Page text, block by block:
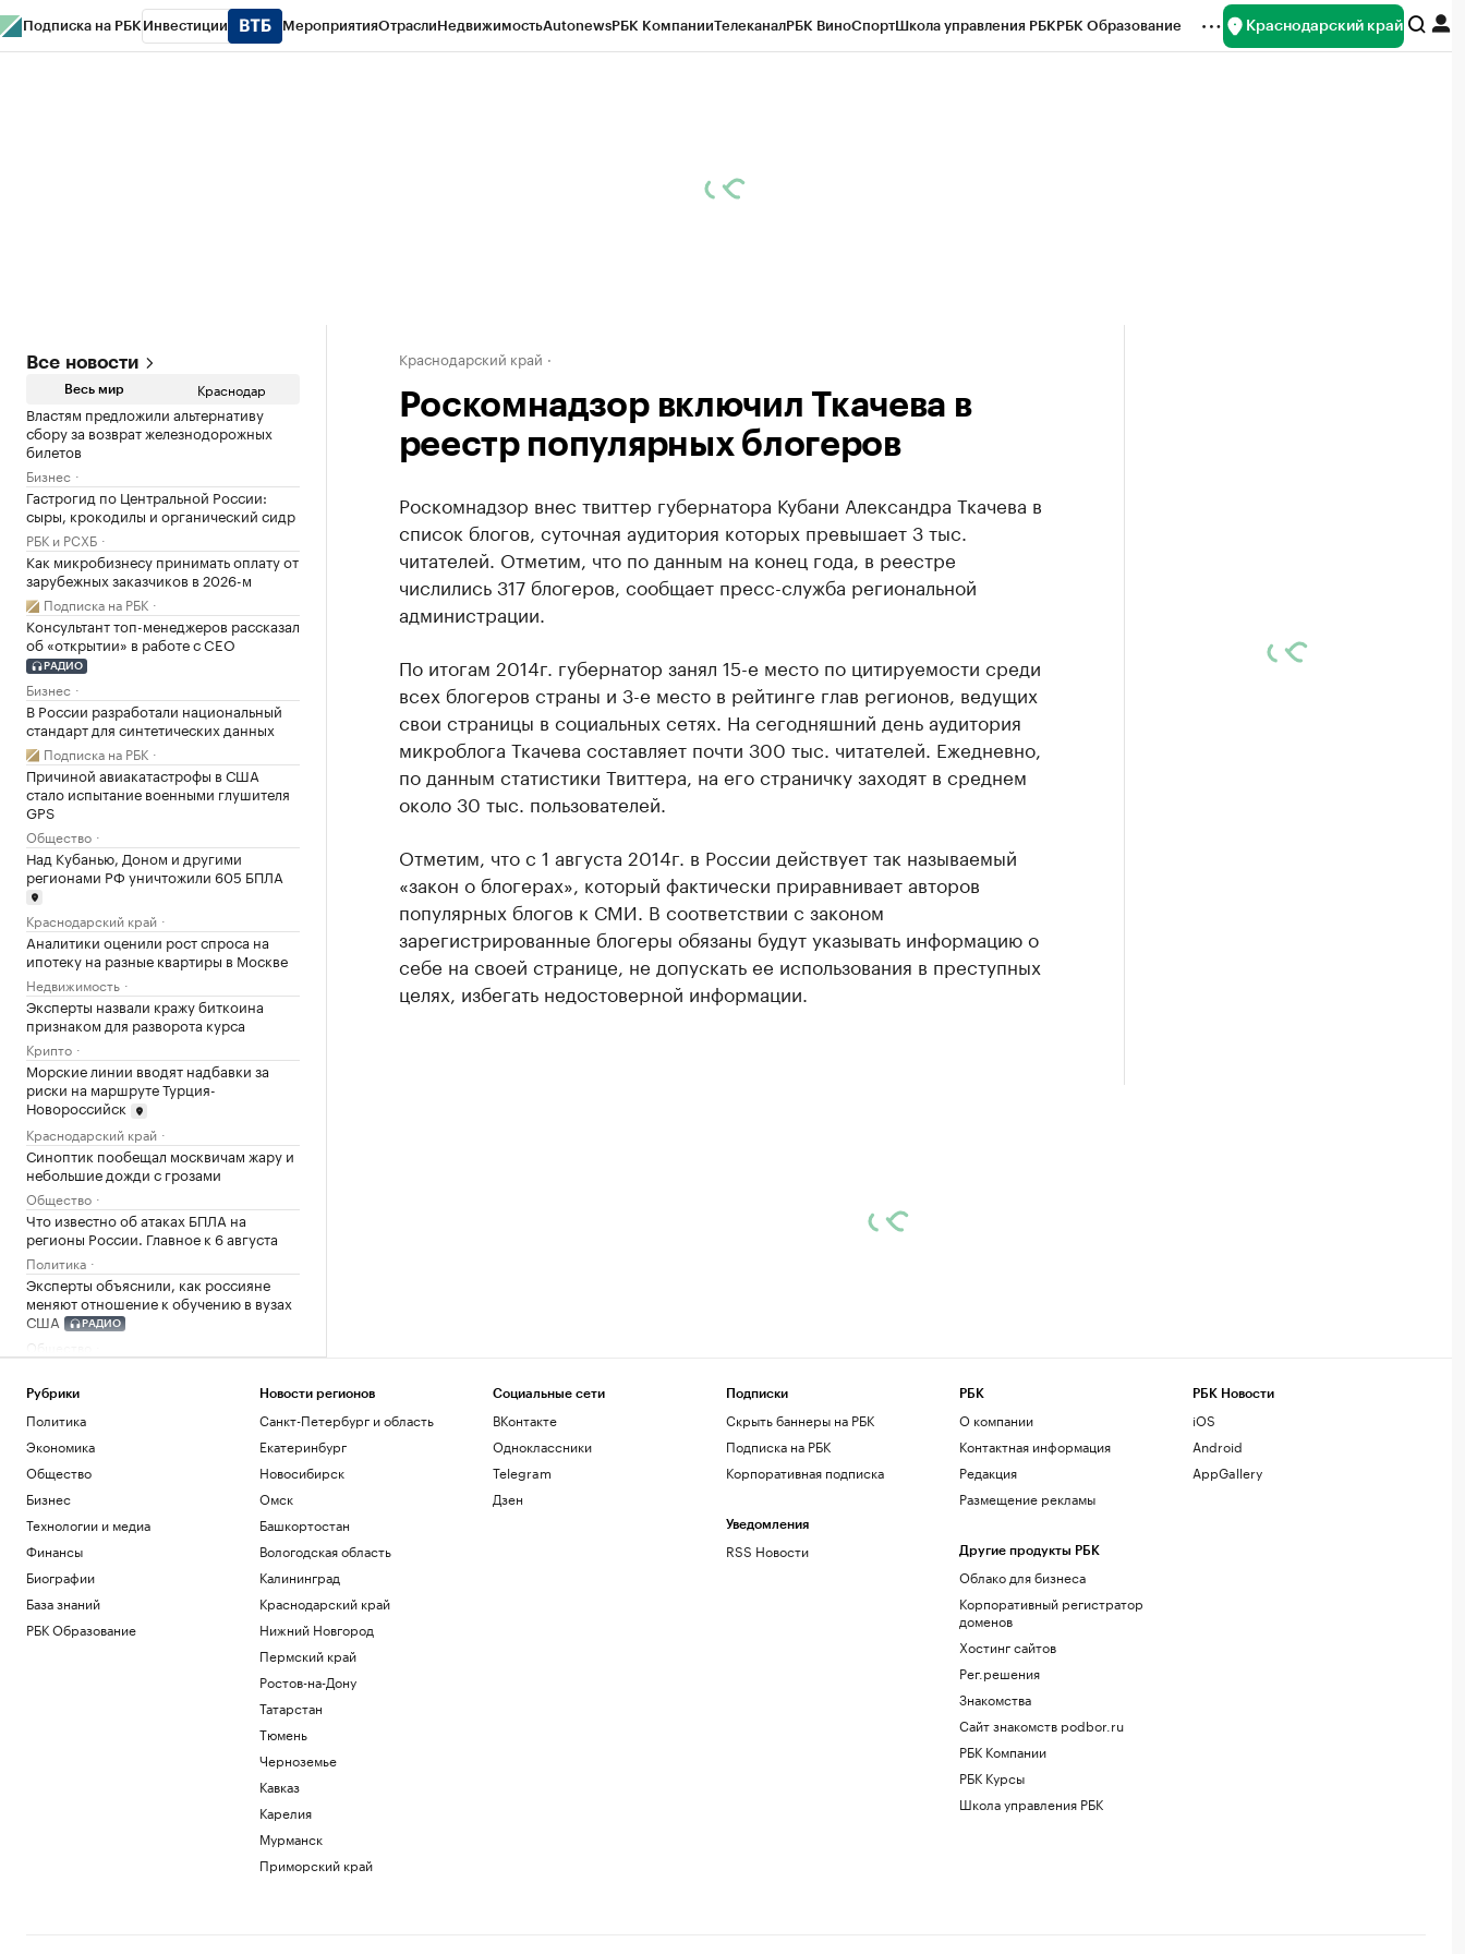
Подписка на РБК Инвестиции МероприятияОтраслиНедвижимостьAutonewsРБК КомпанииТелеканалРБК ВиноСпортШкола управления РБКРБК Образование Краснодарский край
Все новости
Весь мир Краснодар
Властям предложили альтернативу
сбору за возврат железнодорожных
билетов
Бизнес
Гастрогид по Центральной России:
сыры, крокодилы и органический сидр
РБК и РСХБ
Как микробизнесу принимать оплату от
зарубежных заказчиков в 2026-м
Подписка на РБК
Консультант топ-менеджеров рассказал
об «открытии» в работе с CEO
РАДИО
Бизнес
В России разработали национальный
стандарт для синтетических данных
Подписка на РБК
Причиной авиакатастрофы в США
стало испытание военными глушителя
GPS
Общество
Над Кубанью, Доном и другими
регионами РФ уничтожили 605 БПЛА
Краснодарский край
Аналитики оценили рост спроса на
ипотеку на разные квартиры в Москве
Недвижимость
Эксперты назвали кражу биткоина
признаком для разворота курса
Крипто
Морские линии вводят надбавки за
риски на маршруте Турция-
Новороссийск
Краснодарский край
Синоптик пообещал москвичам жару и
небольшие дожди с грозами
Общество
Что известно об атаках БПЛА на
регионы России. Главное к 6 августа
Политика
Эксперты объяснили, как россияне
меняют отношение к обучению в вузах
США
РАДИО
Общество
украинских беспилотников над
регионами России
Политика
В Тверской области обломки дрона
повредили фасад объекта Wildberries
Политика
Иркутской области самолета
Общество
Турция ввела налоговые каникулы на
20 лет: кому это может быть интересно
Подписка на РБК
Больше прогулок, свежего воздуха и
отдыха: квартиры рядом с парками
остальным. Как компаниям избежать
Краснодарский край
Роскомнадзор включил Ткачева в
реестр популярных блогеров
Роскомнадзор внес твиттер губернатора Кубани Александра Ткачева в
список блогов, суточная аудитория которых превышает 3 тыс.
читателей. Отметим, что по данным на конец года, в реестре
числились 317 блогеров, сообщает пресс-служба региональной
администрации.
По итогам 2014г. губернатор занял 15-е место по цитируемости среди
всех блогеров страны и 3-е место в рейтинге глав регионов, ведущих
свои страницы в социальных сетях. На сегодняшний день аудитория
микроблога Ткачева составляет почти 300 тыс. читателей. Ежедневно,
по данным статистики Твиттера, на его страничку заходят в среднем
около 30 тыс. пользователей.
Отметим, что с 1 августа 2014г. в России действует так называемый
«закон о блогерах», который фактически приравнивает авторов
популярных блогов к СМИ. В соответствии с законом
зарегистрированные блогеры обязаны будут указывать информацию о
себе на своей странице, не допускать ее использования в преступных
целях, избегать недостоверной информации.
Рубрики
Политика
Экономика
Общество
Бизнес
Технологии и медиа
Финансы
Биографии
База знаний
РБК Образование
Новости регионов
Санкт-Петербург и область
Екатеринбург
Новосибирск
Омск
Башкортостан
Вологодская область
Калининград
Краснодарский край
Нижний Новгород
Пермский край
Ростов-на-Дону
Татарстан
Тюмень
Черноземье
Кавказ
Карелия
Мурманск
Приморский край
Социальные сети
ВКонтакте
Одноклассники
Telegram
Дзен
Подписки
Скрыть баннеры на РБК
Подписка на РБК
Корпоративная подписка
Уведомления
RSS Новости
РБК
О компании
Контактная информация
Редакция
Размещение рекламы
Другие продукты РБК
Облако для бизнеса
Корпоративный регистратор
доменов
Хостинг сайтов
Рег.решения
Знакомства
Сайт знакомств podbor.ru
РБК Компании
РБК Курсы
Школа управления РБК
РБК Новости
iOS
Android
AppGallery